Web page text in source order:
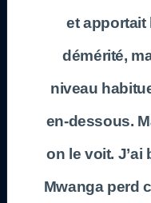
et apportait
démérité,
niveau
en-dessous.
on le voit.
Mwanga perd